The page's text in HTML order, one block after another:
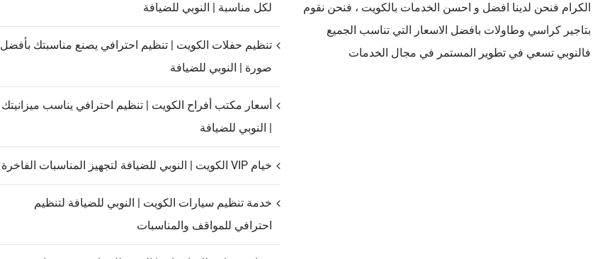
الكرام فنحن لدينا افضل و احسن الخدمات بالكويت ، فنحن نقوم
بتاجير كراسي وطاولات بافضل الاسعار التي تناسب الجميع
فالنوبي تسعي في تطوير المستمر في مجال الخدمات
لكل مناسبة | النوبي للضيافة
تنظيم حفلات الكويت | تنظيم احترافي يصنع مناسبتك بأفضل
صورة | النوبي للضيافة
أسعار مكتب أفراح الكويت | تنظيم احترافي يناسب ميزانيتك
| النوبي للضيافة
خيام VIP الكويت | النوبي للضيافة لتجهيز المناسبات الفاخرة
خدمة تنظيم سيارات الكويت | النوبي للضيافة لتنظيم
احترافي للمواقف والمناسبات